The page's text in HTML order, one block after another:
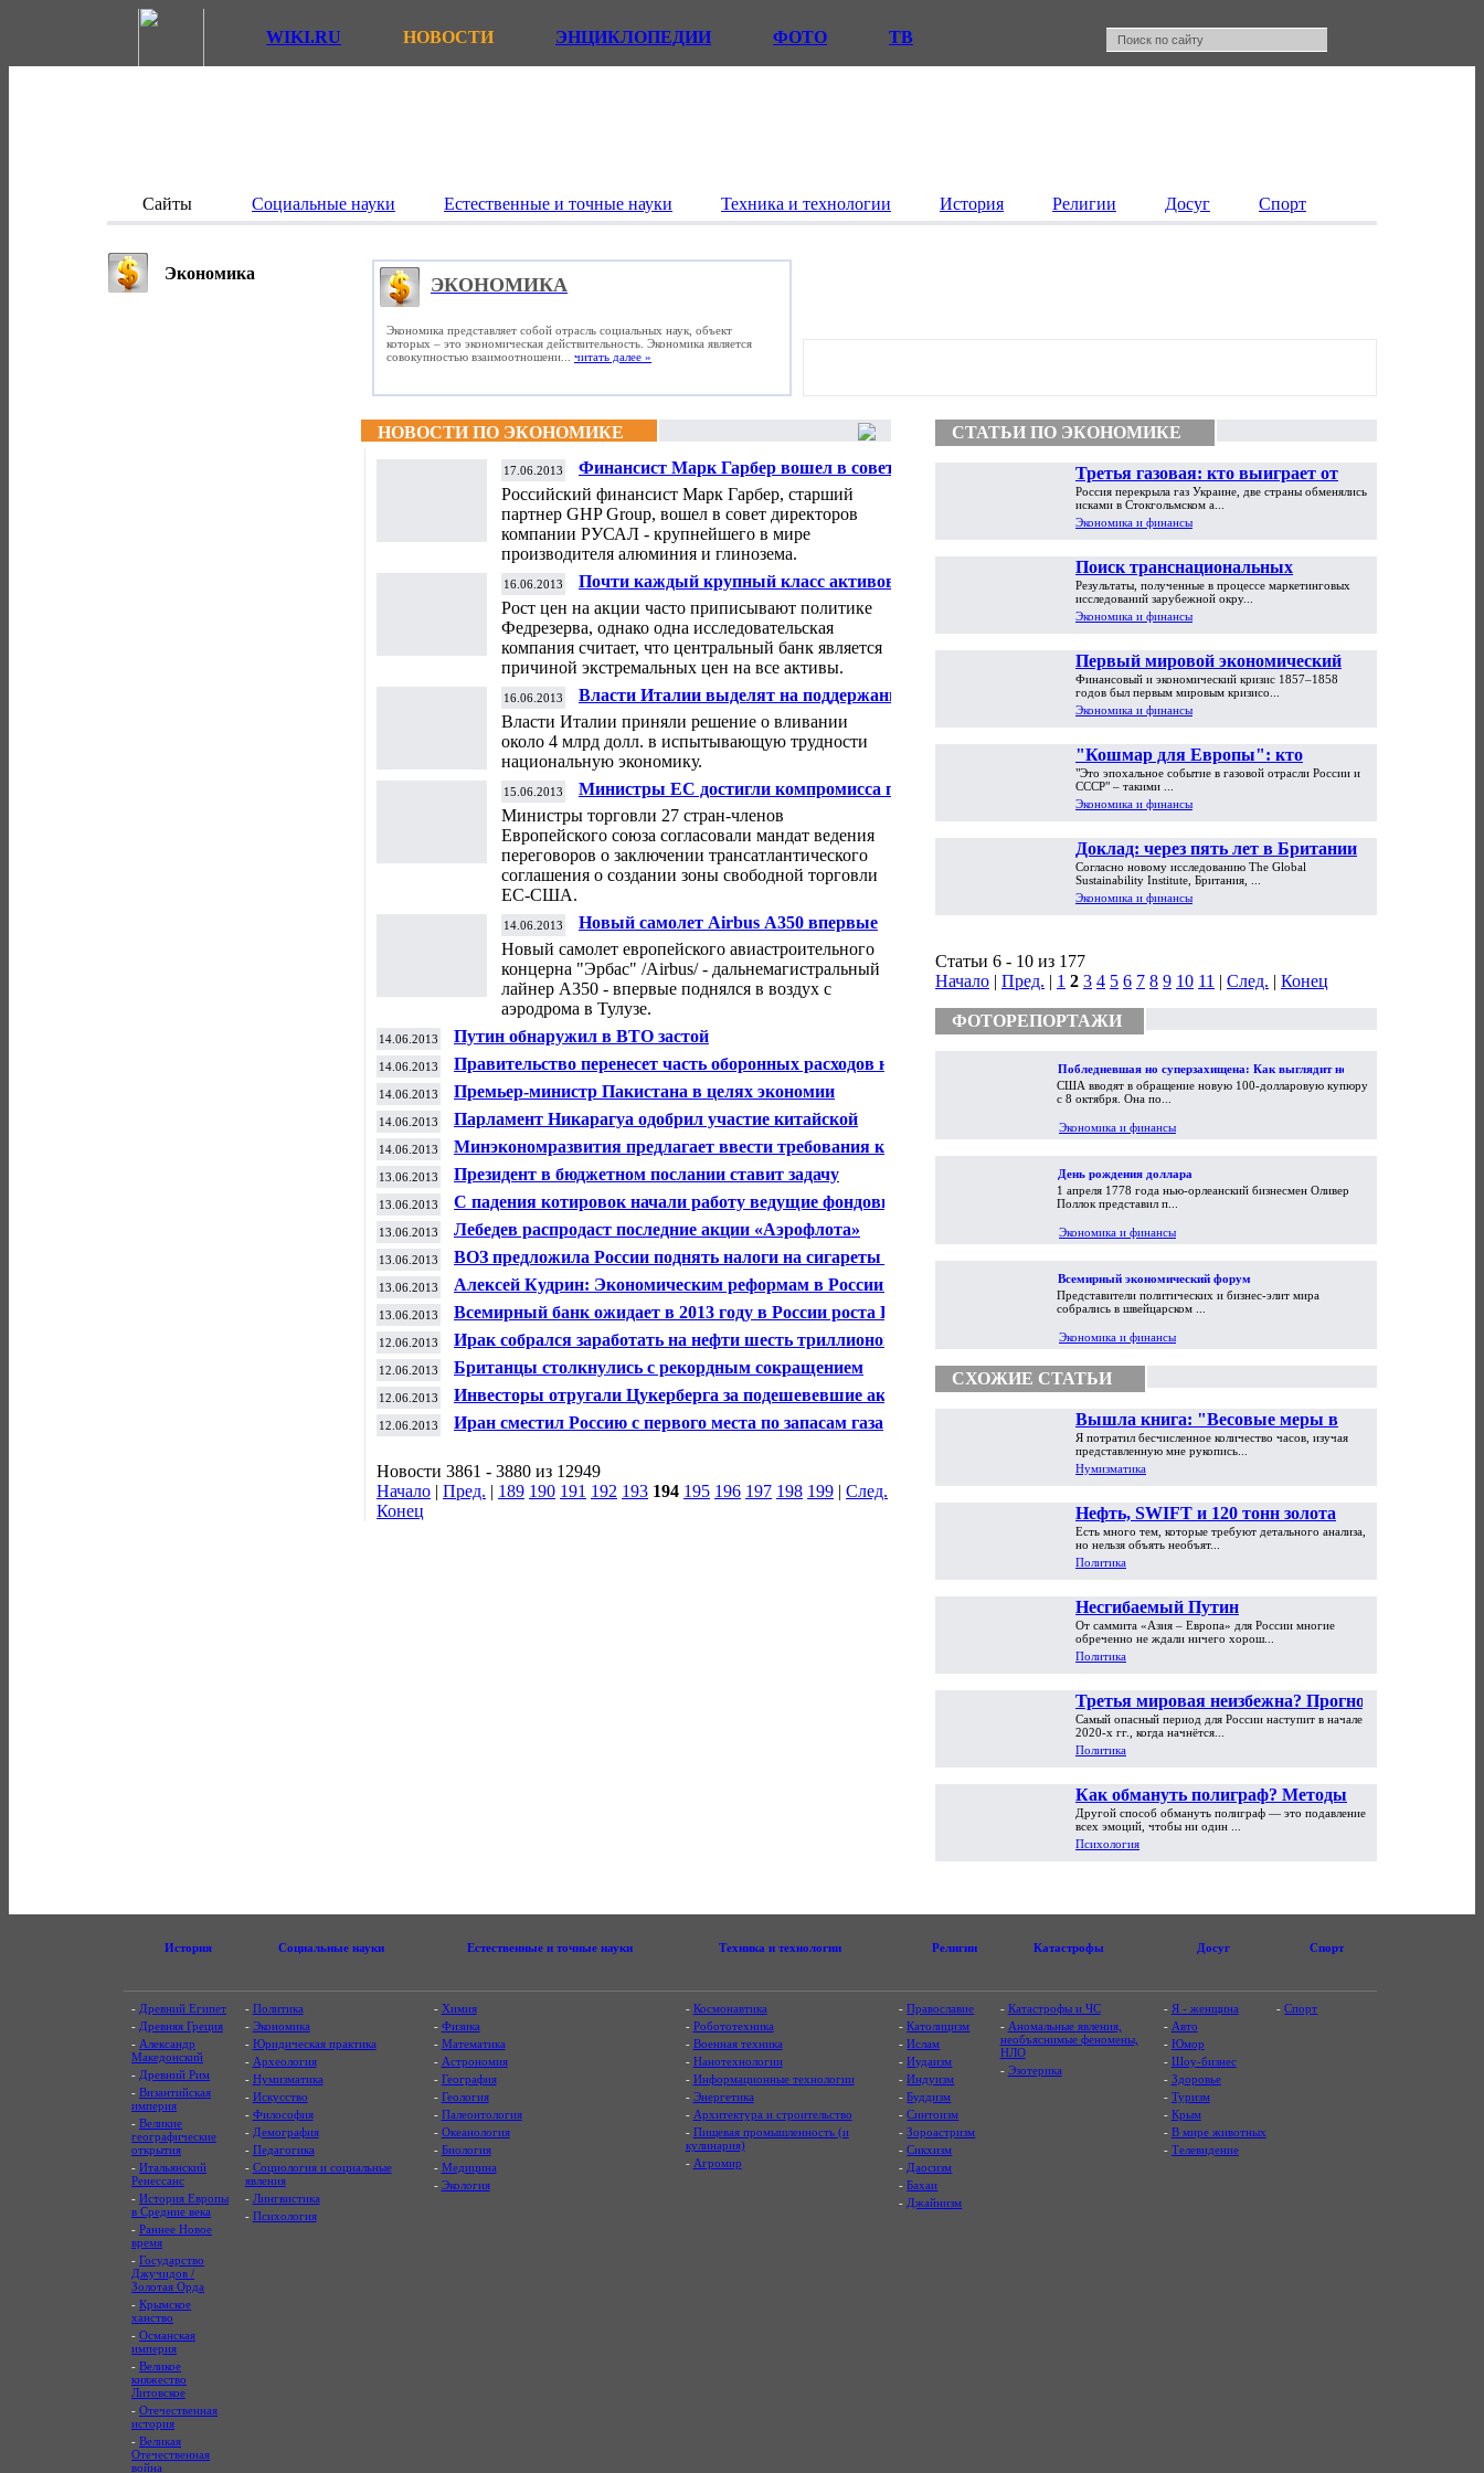
WIKI.RU НОВОСТИ ЭНЦИКЛОПЕДИИ ФОТО ТВ
Сайты Социальные науки Естественные и точные науки Техника и технологии История Религии Досуг Спорт
Экономика
ЭКОНОМИКА
Экономика представляет собой отрасль социальных наук, объект
которых – это экономическая действительность. Экономика является
совокупностью взаимоотношени... читать далее »
НОВОСТИ ПО ЭКОНОМИКЕ
17.06.2013
Финансист Марк Гарбер вошел в совет
директоров РУСАЛ
Российский финансист Марк Гарбер, старший
партнер GHP Group, вошел в совет директоров
компании РУСАЛ - крупнейшего в мире
производителя алюминия и глинозема.
16.06.2013
Почти каждый крупный класс активов в
Рост цен на акции часто приписывают политике
Федрезерва, однако одна исследовательская
компания считает, что центральный банк является
причиной экстремальных цен на все активы.
16.06.2013
Власти Италии выделят на поддержание
Власти Италии приняли решение о вливании
около 4 млрд долл. в испытывающую трудности
национальную экономику.
15.06.2013
Министры ЕС достигли компромисса по
переговорам о торговле с США
Министры торговли 27 стран-членов
Европейского союза согласовали мандат ведения
переговоров о заключении трансатлантического
соглашения о создании зоны свободной торговли
ЕС-США.
14.06.2013
Новый самолет Airbus А350 впервые
поднялся в воздух
Новый самолет европейского авиастроительного
концерна "Эрбас" /Airbus/ - дальнемагистральный
лайнер А350 - впервые поднялся в воздух с
аэродрома в Тулузе.
14.06.2013 Путин обнаружил в ВТО застой
14.06.2013
Правительство перенесет часть оборонных расходов на
конец десятилетия
14.06.2013
Премьер-министр Пакистана в целях экономии
бюджетных средств запретил членам кабинета
отправляться в зарубежные поездки
14.06.2013
Парламент Никарагуа одобрил участие китайской
компании в строительстве межокеанского канала
14.06.2013
Минэкономразвития предлагает ввести требования к
организациям, проводящим техосмотр
13.06.2013
Президент в бюджетном послании ставит задачу
оптимизировать расходы
13.06.2013
С падения котировок начали работу ведущие фондовые
биржи Евросоюза
13.06.2013 Лебедев распродаст последние акции «Аэрофлота»
13.06.2013
ВОЗ предложила России поднять налоги на сигареты в
семь раз
13.06.2013
Алексей Кудрин: Экономическим реформам в России во
многом мешает фактор нефтяного проклятия
13.06.2013
Всемирный банк ожидает в 2013 году в России роста ВВП
на 2,3 процента
12.06.2013
Ирак собрался заработать на нефти шесть триллионов
долларов
12.06.2013
Британцы столкнулись с рекордным сокращением
зарплат
12.06.2013
Инвесторы отругали Цукерберга за подешевевшие акции
Facebook
12.06.2013 Иран сместил Россию с первого места по запасам газа
Новости 3861 - 3880 из 12949
Начало | Пред. | 189 190 191 192 193 194 195 196 197 198 199 | След.
Конец
СТАТЬИ ПО ЭКОНОМИКЕ
Третья газовая: кто выиграет от
нового конфликта между Россией и
Украиной
Россия перекрыла газ Украине, две страны обменялись
исками в Стокгольмском а...
Экономика и финансы
Поиск транснациональных
потребителей. Модели выхода
предприятий на международные
рынки
Результаты, полученные в процессе маркетинговых
исследований зарубежной окру...
Экономика и финансы
Первый мировой экономический
кризис 1857–1858 годов
Финансовый и экономический кризис 1857–1858
годов был первым мировым кризисо...
Экономика и финансы
"Кошмар для Европы": кто
выиграет от газовой мегасделки
России и Китая
"Это эпохальное событие в газовой отрасли России и
СССР" – такими ...
Экономика и финансы
Доклад: через пять лет в Британии
закончатся запасы нефти, газа и угля
Согласно новому исследованию The Global
Sustainability Institute, Британия, ...
Экономика и финансы
Статьи 6 - 10 из 177
Начало | Пред. | 1 2 3 4 5 6 7 8 9 10 11 | След. | Конец
ФОТОРЕПОРТАЖИ
Побледневшая но суперзахищена: Как выглядит новая
100-долларовая купюра
США вводят в обращение новую 100-долларовую купюру
с 8 октября. Она по...
Экономика и финансы
День рождения доллара
1 апреля 1778 года нью-орлеанский бизнесмен Оливер
Поллок представил п...
Экономика и финансы
Всемирный экономический форум
Представители политических и бизнес-элит мира
собрались в швейцарском ...
Экономика и финансы
СХОЖИЕ СТАТЬИ
Вышла книга: "Весовые меры в
торговой практике Античности и
Средневековья"
Я потратил бесчисленное количество часов, изучая
представленную мне рукопись...
Нумизматика
Нефть, SWIFT и 120 тонн золота
Есть много тем, которые требуют детального анализа,
но нельзя объять необъят...
Политика
Несгибаемый Путин
От саммита «Азия – Европа» для России многие
обреченно не ждали ничего хорош...
Политика
Третья мировая неизбежна? Прогноз
Сергея Глазьева
Самый опасный период для России наступит в начале
2020-х гг., когда начнётся...
Политика
Как обмануть полиграф? Методы
противодействия. Часть вторая
Другой способ обмануть полиграф — это подавление
всех эмоций, чтобы ни один ...
Психология
История Социальные науки Естественные и точные науки Техника и технологии Религии Катастрофы Досуг Спорт
- Древний Египет
- Древняя Греция
- Александр
Македонский
- Древний Рим
- Византийская
империя
- Великие
географические
открытия
- Итальянский
Ренессанс
- История Европы
в Средние века
- Раннее Новое
время
- Государство
Джучидов /
Золотая Орда
- Крымское
ханство
- Османская
империя
- Великое
княжество
Литовское
- Отечественная
история
- Великая
Отечественная
война
- Политика
- Экономика
- Юридическая практика
- Археология
- Нумизматика
- Искусство
- Философия
- Демография
- Педагогика
- Социология и социальные
явления
- Лингвистика
- Психология
- Химия
- Физика
- Математика
- Астрономия
- География
- Геология
- Палеонтология
- Океанология
- Биология
- Медицина
- Экология
- Космонавтика
- Робототехника
- Военная техника
- Нанотехнологии
- Информационные технологии
- Энергетика
- Архитектура и строительство
- Пищевая промышленность (и
кулинария)
- Агромир
-Православие
-Католицизм
-Ислам
-Иудаизм
-Индуизм
-Буддизм
-Синтоизм
-Зороастризм
-Сикхизм
- Даосизм
-Бахаи
- Джайнизм
- Катастрофы и ЧС
- Аномальные явления,
необъяснимые феномены,
НЛО
- Эзотерика
- Я - женщина
- Авто
- Юмор
- Шоу-бизнес
- Здоровье
- Туризм
- Крым
- В мире животных
- Телевидение
-Спорт